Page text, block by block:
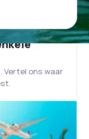
Vertel ons waar